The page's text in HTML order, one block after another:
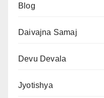
Blog
Daivajna Samaj
Devu Devala
Jyotishya